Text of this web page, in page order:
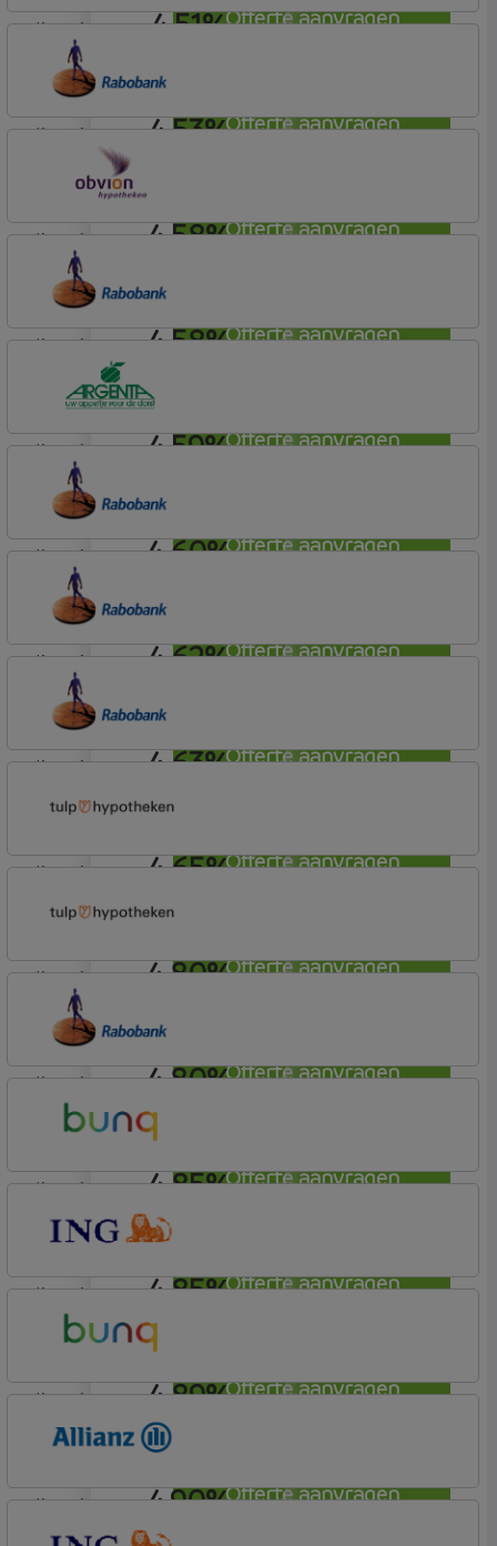
Offerte aanvragen
4,51%
Offerte aanvragen
lineair
4,53%
Offerte aanvragen
Florius
Profijt twaalf
lineair
4,58%
Offerte aanvragen
Rabobank Spaarbank
Basisvoorwaarden
lineair
4,58%
Offerte aanvragen
OBVION Hypotheken
Woon Hypotheek
lineair
4,59%
Offerte aanvragen
Rabobank Spaarbank
Plusvoorwaarden (Incl. Korting)
lineair
4,60%
Offerte aanvragen
Argenta
Hypotheek
lineair
4,62%
Offerte aanvragen
Rabobank Spaarbank
Basisvoorwaarden
lineair
4,63%
Offerte aanvragen
Rabobank Spaarbank
Plusvoorwaarden (Incl. Korting)
lineair
4,65%
Offerte aanvragen
Plusvoorwaarden
lineair
4,80%
Offerte aanvragen
Tulp Riant Hypotheek
lineair
4,80%
Offerte aanvragen
Tulp Hypotheken
Tulp Riant Hypotheek
lineair
4,85%
Offerte aanvragen
Plusvoorwaarden
lineair
4,85%
Offerte aanvragen
Easy Mortgage
lineair
4,89%
Offerte aanvragen
Basis (Incl. Korting)
lineair
4,90%
Easy Mortgage
lineair